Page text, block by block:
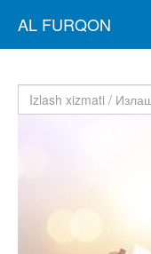
AL FURQON